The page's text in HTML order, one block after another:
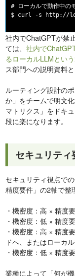
# ローカルで動作中の
社内でChatGPTが禁
ては、社内で
るローカルLLMとい
ス部門への説明資料
ルーティング設計の
か」をチームで明文
マトリクス」をドキ
段に楽になります。
セキュリテ
セキュリティ視点で
精度要件」の2軸で整
・機密度：高 × 精度
・機密度：低 × 精度
・機密度：高 × 精度
ドへ、またはローカ
・機密度：低 × 精度
業種によって「何が